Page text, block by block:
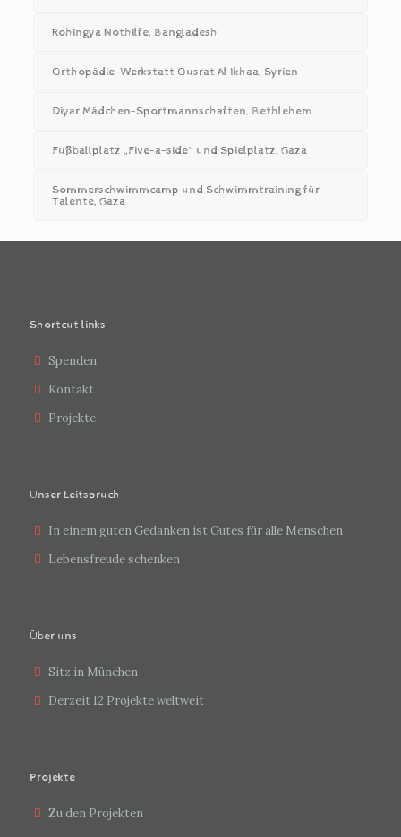
Rohingya Nothilfe, Bangladesh
Orthopädie-Werkstatt Ousrat Al Ikhaa, Syrien
Diyar Mädchen-Sportmannschaften, Bethlehem
Fußballplatz „Five-a-side“ und Spielplatz, Gaza
Sommerschwimmcamp und Schwimmtraining für
Talente, Gaza
Shortcut links
Spenden
Kontakt
Projekte
Unser Leitspruch
In einem guten Gedanken ist Gutes für alle Menschen
Lebensfreude schenken
Über uns
Sitz in München
Derzeit 12 Projekte weltweit
Projekte
Zu den Projekten